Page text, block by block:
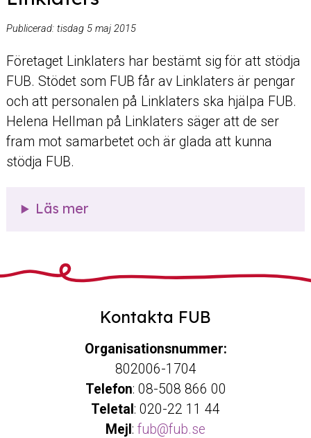
Publicerad: tisdag 5 maj 2015
Företaget Linklaters har bestämt sig för att stödja
FUB. Stödet som FUB får av Linklaters är pengar
och att personalen på Linklaters ska hjälpa FUB.
Helena Hellman på Linklaters säger att de ser
fram mot samarbetet och är glada att kunna
stödja FUB.
Läs mer
Kontakta FUB
Organisationsnummer:
802006-1704
Telefon: 08-508 866 00
Teletal : 020-22 11 44
Mejl : fub@fub.se